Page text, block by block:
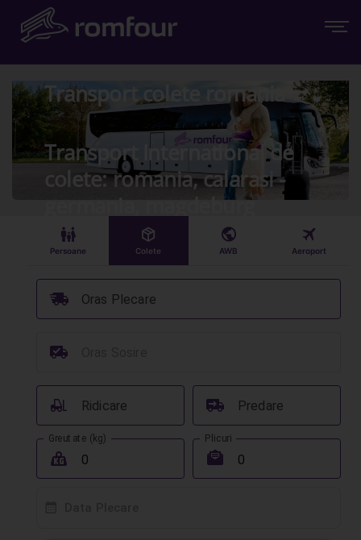
Transport colete romania
Transport International de
colete: romania, calarasi -
germania, magdeburg
󱠣
Persoane
󰏗
Colete
󰇧
AWB
󰀝
Aeroport
Oras Plecare
󰞈
󰳔
Ridicare
󰟉 Predare
󰔾
Greutate (kg)
󰖢
Plicuri
󰾱